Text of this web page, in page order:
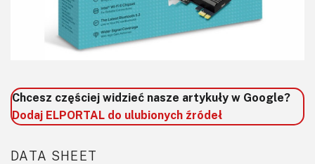
Chcesz częściej widzieć nasze artykuły w Google?
Dodaj ELPORTAL do ulubionych źródeł
DATA SHEET